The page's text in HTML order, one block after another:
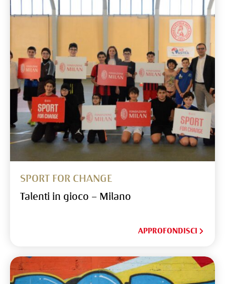
SPORT FOR CHANGE
Talenti in gioco – Milano
APPROFONDISCI